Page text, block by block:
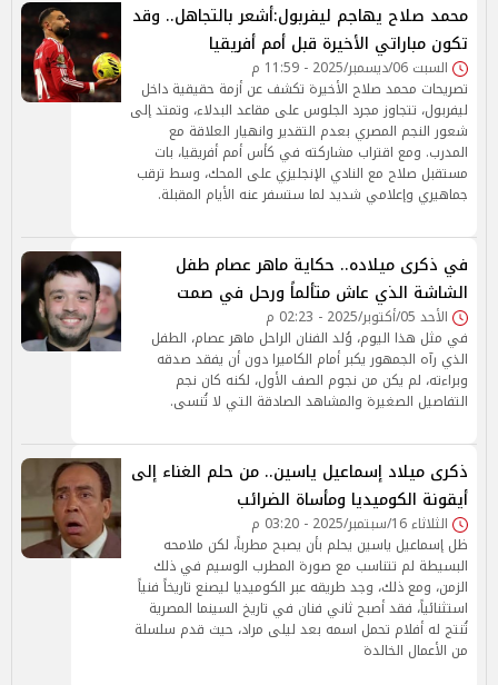
محمد صلاح يهاجم ليفربول:أشعر بالتجاهل.. وقد
تكون مباراتي الأخيرة قبل أمم أفريقيا
السبت 06/ديسمبر/2025 - 11:59 م
تصريحات محمد صلاح الأخيرة تكشف عن أزمة حقيقية داخل
ليفربول، تتجاوز مجرد الجلوس على مقاعد البدلاء، وتمتد إلى
شعور النجم المصري بعدم التقدير وانهيار العلاقة مع
المدرب. ومع اقتراب مشاركته في كأس أمم أفريقيا، بات
مستقبل صلاح مع النادي الإنجليزي على المحك، وسط ترقب
جماهيري وإعلامي شديد لما ستسفر عنه الأيام المقبلة.
في ذكرى ميلاده.. حكاية ماهر عصام طفل
الشاشة الذي عاش متألماً ورحل في صمت
الأحد 05/أكتوبر/2025 - 02:23 م
في مثل هذا اليوم، وُلد الفنان الراحل ماهر عصام، الطفل
الذي رآه الجمهور يكبر أمام الكاميرا دون أن يفقد صدقه
وبراءته، لم يكن من نجوم الصف الأول، لكنه كان نجم
التفاصيل الصغيرة والمشاهد الصادقة التي لا تُنسى.
ذكرى ميلاد إسماعيل ياسين.. من حلم الغناء إلى
أيقونة الكوميديا ومأساة الضرائب
الثلاثاء 16/سبتمبر/2025 - 03:20 م
ظل إسماعيل ياسين يحلم بأن يصبح مطرباً، لكن ملامحه
البسيطة لم تتناسب مع صورة المطرب الوسيم في ذلك
الزمن، ومع ذلك، وجد طريقه عبر الكوميديا ليصنع تاريخاً فنياً
استثنائياً، فقد أصبح ثاني فنان في تاريخ السينما المصرية
تُنتج له أفلام تحمل اسمه بعد ليلى مراد، حيث قدم سلسلة
من الأعمال الخالدة